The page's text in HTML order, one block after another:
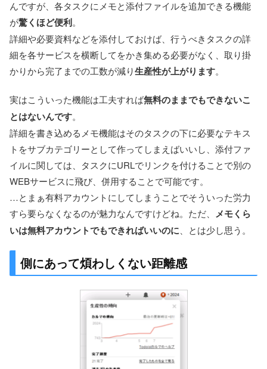
んですが、各タスクにメモと添付ファイルを追加できる機能
が驚くほど便利。
詳細や必要資料などを添付しておけば、行うべきタスクの詳
細を各サービスを横断してをかき集める必要がなく、取り掛
かりから完了までの工数が減り生産性が上がります。
実はこういった機能は工夫すれば無料のままでもできないこ
とはないんです。
詳細を書き込めるメモ機能はそのタスクの下に必要なテキス
トをサブカテゴリーとして作ってしまえばいいし、添付ファ
イルに関しては、タスクにURLでリンクを付けることで別の
WEBサービスに飛び、併用することで可能です。
…とまぁ有料アカウントにしてしまうことでそういった労力
すら要らなくなるのが魅力なんですけどね。ただ、 メモくら
いは無料アカウントでもできればいいのに 、とは少し思う。
側にあって煩わしくない距離感